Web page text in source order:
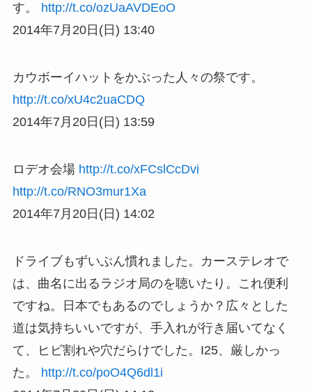
す。
http://t.co/ozUaAVDEoO
2014年7月20日(日) 13:40
カウボーイハットをかぶった人々の祭です。
http://t.co/xU4c2uaCDQ
2014年7月20日(日) 13:59
ロデオ会場 http://t.co/xFCslCcDvi
http://t.co/RNO3mur1Xa
2014年7月20日(日) 14:02
ドライブもずいぶん慣れました。カーステレオで
は、曲名に出るラジオ局のを聴いたり。これ便利
ですね。日本でもあるのでしょうか？広々とした
道は気持ちいいですが、手入れが行き届いてなく
て、ヒビ割れや穴だらけでした。I25、厳しかっ
た。 http://t.co/poO4Q6dl1i